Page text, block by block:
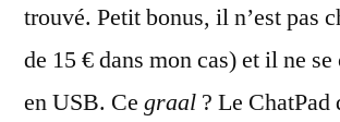
Pi
ChatPad
trouvé. Petit bonus, il n’est pas
de 15 € dans mon cas) et il ne se
en USB. Ce graal ? Le